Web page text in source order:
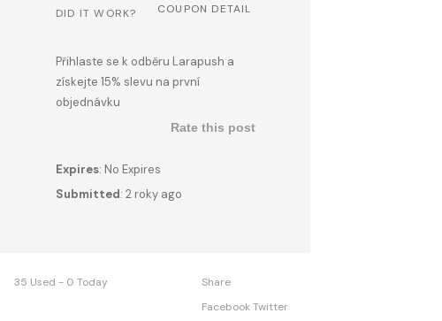
DID IT WORK? COUPON DETAIL
Přihlaste se k odběru Larapush a
získejte 15% slevu na první
objednávku
Rate this post
Expires: No Expires
Submitted: 2 roky ago
35 Used - 0 Today
Share
FacebookTwitter